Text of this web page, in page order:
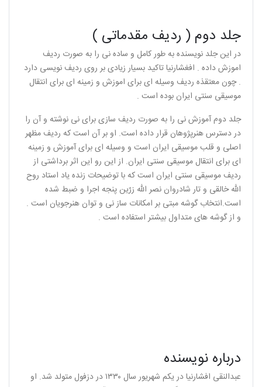
جلد دوم ( ردیف مقدماتی )
در این جلد نویسنده به طور کامل و ساده نی را به صورت ردیف
اموزش داده . افغشارنیا تاکید بسیار زیادی بر روی ردیف نویسی دارد
. چون معتقذه ردیف وسیله ای برای اموزش و زمینه ای برای انتقال
موسیقی سنتی ایران بوده است .
جلد دوم آموزش نی را به صورت ردیف سازی برای نی نوشته و آن را
در دسترس هنرپژوهان قرار داده است. او بر آن است که ردیف مظهر
اصلی و قلب موسیقی ایران است و وسیله‌ ای برای آموزش و زمینه‌
ای برای انتقال موسیقی سنتی ایران. از این‌ رو این اثر برداشتی از
ردیف موسیقی سنتی ایران است که با توضیحات زنده‌ یاد استاد روح‌
الله خالقی و تار شادروان نصر الله زرّین‌ پنجه اجرا و ضبط شده
است.انتخاب گوشه مبتی بر امکانات ساز نی و توان هنرجویان است .
و از گوشه های متداول بیشتر استفاده است .
درباره نویسنده
عبدالنقی افشارنیا در یکم شهریور سال ۱۳۳۰ در دزفول متولد شد. او